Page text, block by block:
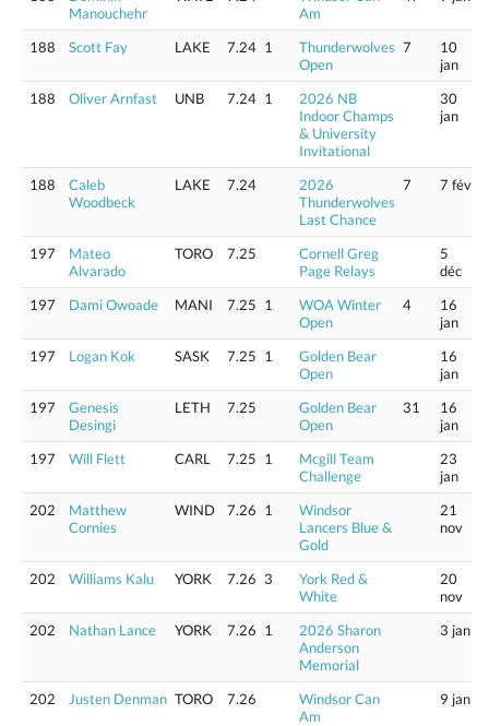
Manouchehr
Am
188 Scott Fay LAKE 7.24 1
Thunderwolves
Open
7
10
jan
188
Oliver Arnfast UNB 7.24 1
2026 NB
Indoor Champs
& University
Invitational
30
jan
188
Caleb
Woodbeck
LAKE 7.24
2026
Thunderwolves
Last Chance
7 7 fév
197
Mateo
Alvarado
TORO 7.25
Cornell Greg
Page Relays
5
déc
197
Dami Owoade MANI 7.25 1
WOA Winter
Open
4
16
jan
197
Logan Kok SASK 7.25 1
Golden Bear
Open
16
jan
197
Genesis
Desingi
LETH 7.25
Golden Bear
Open
31
16
jan
197
Will Flett CARL 7.25 1
Mcgill Team
Challenge
23
jan
202
Matthew
Cornies
WIND 7.26 1
Windsor
Lancers Blue &
Gold
21
nov
202 Williams Kalu YORK 7.26 3
York Red &
White
20
nov
202
Nathan Lance YORK 7.26 1
2026 Sharon
Anderson
Memorial
3 jan
202 Justen Denman TORO 7.26
Windsor Can
Am
9 jan